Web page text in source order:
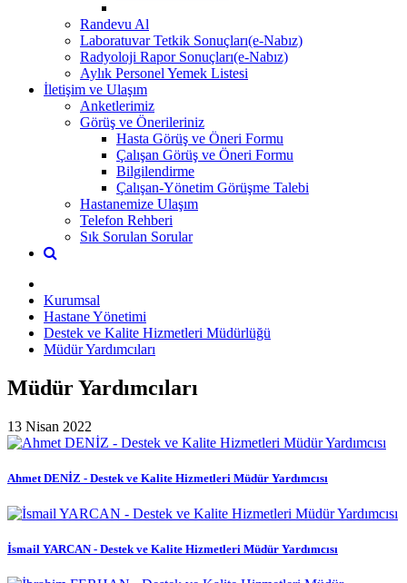
Randevu Al
Laboratuvar Tetkik Sonuçları(e-Nabız)
Radyoloji Rapor Sonuçları(e-Nabız)
Aylık Personel Yemek Listesi
İletişim ve Ulaşım
Anketlerimiz
Görüş ve Önerileriniz
Hasta Görüş ve Öneri Formu
Çalışan Görüş ve Öneri Formu
Bilgilendirme
Çalışan-Yönetim Görüşme Talebi
Hastanemize Ulaşım
Telefon Rehberi
Sık Sorulan Sorular
Kurumsal
Hastane Yönetimi
Destek ve Kalite Hizmetleri Müdürlüğü
Müdür Yardımcıları
Müdür Yardımcıları
13 Nisan 2022
Ahmet DENİZ - Destek ve Kalite Hizmetleri Müdür Yardımcısı
İsmail YARCAN - Destek ve Kalite Hizmetleri Müdür Yardımcısı